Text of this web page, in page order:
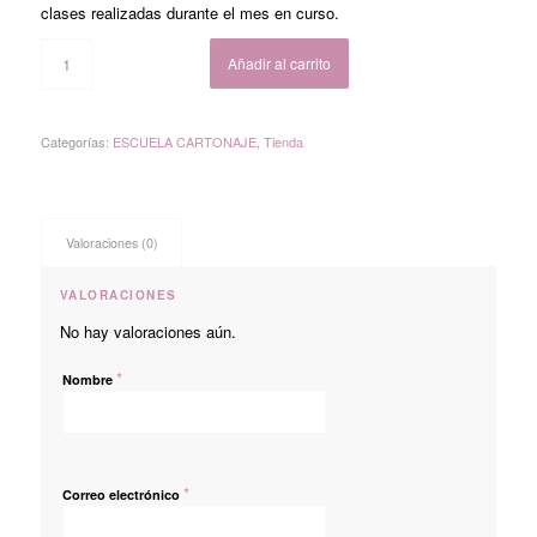
clases realizadas durante el mes en curso.
Añadir al carrito
Categorías: ESCUELA CARTONAJE, Tienda
Valoraciones (0)
VALORACIONES
No hay valoraciones aún.
Nombre *
Correo electrónico *